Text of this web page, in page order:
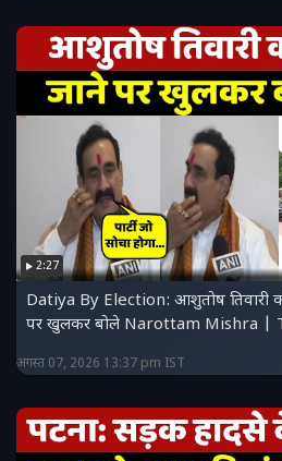
2:27
Datiya By Election: आशुतोष तिवारी
पर खुलकर बोले Narottam Mishra |
अगस्त 07, 2026 13:37 pm IST